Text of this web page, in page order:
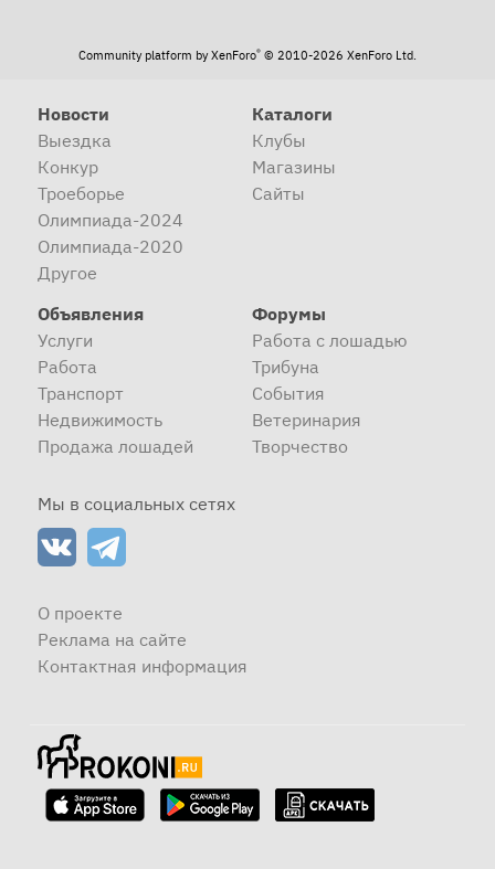
Community platform by XenForo® © 2010-2026 XenForo Ltd.
Новости
Выездка
Конкур
Троеборье
Олимпиада-2024
Олимпиада-2020
Другое
Каталоги
Клубы
Магазины
Сайты
Объявления
Услуги
Работа
Транспорт
Недвижимость
Продажа лошадей
Форумы
Работа с лошадью
Трибуна
События
Ветеринария
Творчество
Мы в социальных сетях
О проекте
Реклама на сайте
Контактная информация